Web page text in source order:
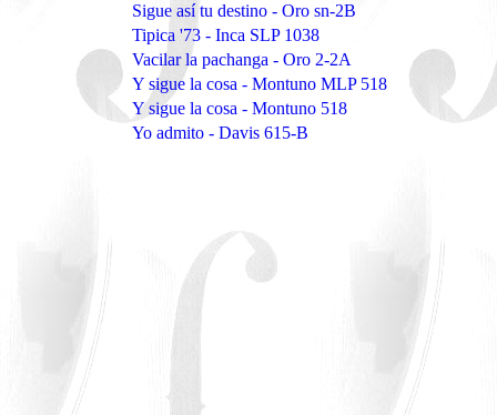
Sigue así tu destino - Oro sn-2B
Tipica '73 - Inca SLP 1038
Vacilar la pachanga - Oro 2-2A
Y sigue la cosa - Montuno MLP 518
Y sigue la cosa - Montuno 518
Yo admito - Davis 615-B